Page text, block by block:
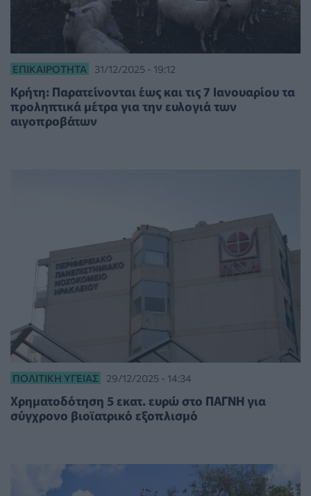
ΕΠΙΚΑΙΡΌΤΗΤΑ 31/12/2025 - 19:12
Κρήτη: Παρατείνονται έως και τις 7 Ιανουαρίου τα
προληπτικά μέτρα για την ευλογιά των
αιγοπροβάτων
ΠΟΛΙΤΙΚΉ ΥΓΕΊΑΣ 29/12/2025 - 14:34
Χρηματοδότηση 5 εκατ. ευρώ στο ΠΑΓΝΗ για
σύγχρονο βιοϊατρικό εξοπλισμό